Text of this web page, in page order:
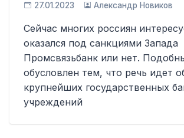
27.01.2023 Александр Новиков
Сейчас многих россиян
оказался под санкциями Запада
Промсвязьбанк или нет.
обусловлен тем, что речь идет
крупнейших государственных
учреждений